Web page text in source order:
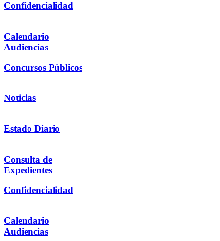
Confidencialidad
Calendario
Audiencias
Concursos Públicos
Noticias
Estado Diario
Consulta de
Expedientes
Confidencialidad
Calendario
Audiencias